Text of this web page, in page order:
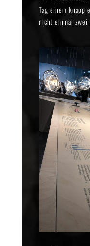
Tag einem
nicht einmal zwei